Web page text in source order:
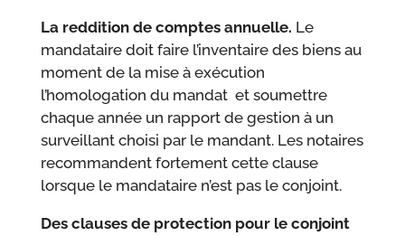
La reddition de comptes annuelle. Le
mandataire doit faire l’inventaire des biens au
moment de la mise à exécution
l’homologation du mandat et soumettre
chaque année un rapport de gestion à un
surveillant choisi par le mandant. Les notaires
recommandent fortement cette clause
lorsque le mandataire n’est pas le conjoint.
Des clauses de protection pour le conjoint